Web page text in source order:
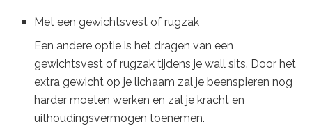
Met een gewichtsvest of rugzak
Een andere optie is het dragen van een
gewichtsvest of rugzak tijdens je wall sits. Door het
extra gewicht op je lichaam zal je beenspieren nog
harder moeten werken en zal je kracht en
uithoudingsvermogen toenemen.